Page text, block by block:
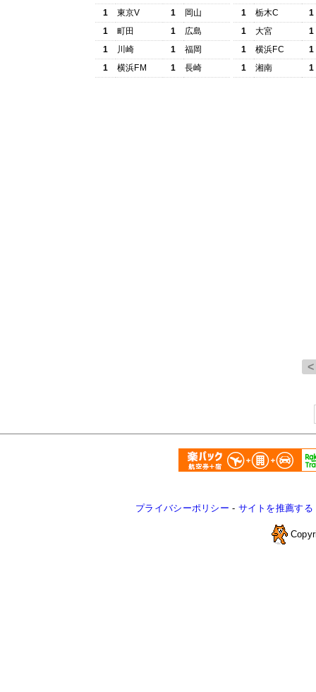
1
東京V 1
岡山
1
町田 1
広島
1
川崎 1
福岡
1
横浜FM 1 長崎
1
栃木C
1
1
大宮
1
1
横浜FC
1
1
湘南 1
プライバシーポリシー - サイトを推薦する